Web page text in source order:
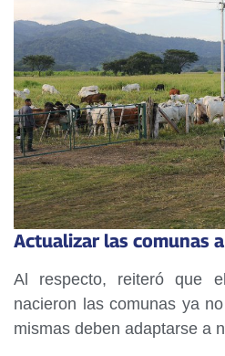
Actualizar las comunas
Al respecto, reiteró que
nacieron las comunas ya
mismas deben adaptarse a